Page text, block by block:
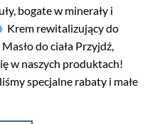
bogate w minerały i
Krem rewitalizujący do
Masło do ciała Przyjdź,
w naszych produktach!
specjalne rabaty i małe